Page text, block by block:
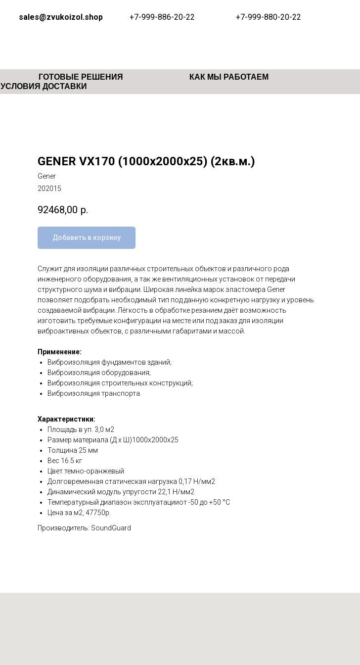
+7-999-880-20-22
+7-999-886-20-22
sales@zvukoizol.shop
ГОТОВЫЕ РЕШЕНИЯ
КАК МЫ РАБОТАЕМ
УСЛОВИЯ ДОСТАВКИ
GENER VX170 (1000х2000х25) (2кв.м.)
Gener
202015
92468,00 р.
Добавить в корзину
Служит для изоляции различных строительных объектов и различного рода
инженерного оборудования, а так же вентиляционных установок от передачи
структурного шума и вибрации. Широкая линейка марок эластомера Gener
позволяет подобрать необходимый тип под данную конкретную нагрузку и уровень
создаваемой вибрации. Лёгкость в обработке резанием даёт возможность
изготовить требуемые конфигурации на месте или под заказ для изоляции
виброактивных объектов, с различными габаритами и массой.
Применение:
Виброизоляция фундаментов зданий;
Виброизоляция оборудования;
Виброизоляция строительных конструкций;
Виброизоляция транспорта.
Характеристики:
Площадь в уп. 3,0 м2
Размер материала (Д х Ш)1000х2000х25
Толщина 25 мм
Вес 16.5 кг
Цвет темно-оранжевый
Долговременная статическая нагрузка 0,17 Н/мм2
Динамический модуль упругости 22,1 Н/мм2
Температурный диапазон эксплуатацииот -50 до +50 °C
Цена за м2, 47750р.
Производитель: SoundGuard